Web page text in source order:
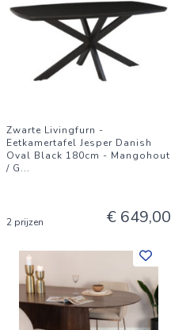
Zwarte Livingfurn -
Eetkamertafel Jesper Danish
Oval Black 180cm - Mangohout
/ G...
2 prijzen € 649,00